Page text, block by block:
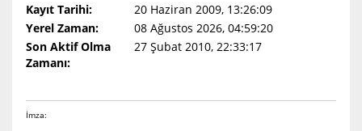
Kayıt Tarihi:
20 Haziran 2009, 13:26:09
Yerel Zaman:
08 Ağustos 2026, 04:59:20
Son Aktif Olma
Zamanı:
27 Şubat 2010, 22:33:17
İmza: